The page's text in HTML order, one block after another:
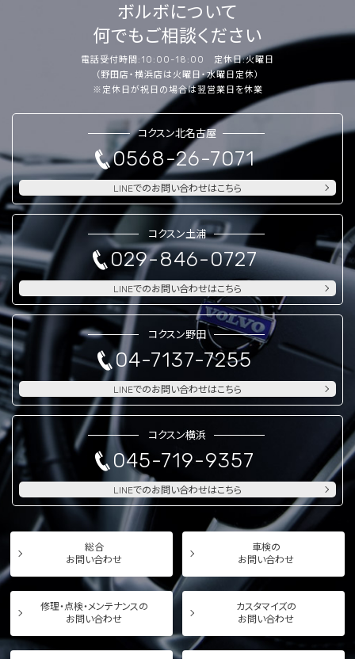
ボルボについて
何でもご相談ください
電話受付時間:10:00-18:00 定休日:火曜日
（野田店・横浜店は火曜日・水曜日定休）
※定休日が祝日の場合は翌営業日を休業
コクスン北名古屋
0568-26-7071
LINEでのお問い合わせはこちら
コクスン土浦
029-846-0727
LINEでのお問い合わせはこちら
コクスン野田
04-7137-7255
LINEでのお問い合わせはこちら
コクスン横浜
045-719-9357
LINEでのお問い合わせはこちら
総合
お問い合わせ
車検の
お問い合わせ
修理・点検・メンテナンスの
お問い合わせ
カスタマイズの
お問い合わせ